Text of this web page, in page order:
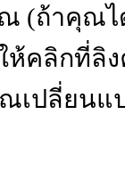
(ถ้าคุณไ
ห้คลิกที่ลิ
เปลี่ยนแ